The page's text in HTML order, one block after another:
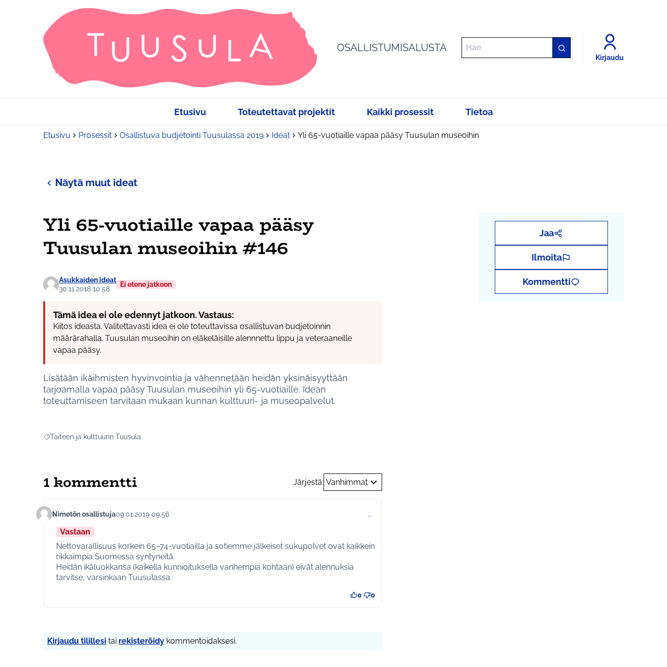
OSALLISTUMISALUSTA
Kirjaudu
Etusivu Toteutettavat projektit Kaikki prosessit Tietoa
Etusivu Prosessit Osallistuva budjetointi Tuusulassa 2019 Ideat Yli 65-vuotiaille vapaa pääsy Tuusulan museoihin
Näytä muut ideat
Yli 65-vuotiaille vapaa pääsy
Tuusulan museoihin #146
Asukkaiden ideat
30.11.2018 10:58
Ei etene jatkoon
Tämä idea ei ole edennyt jatkoon. Vastaus:
Kiitos ideasta. Valitettavasti idea ei ole toteuttavissa osallistuvan budjetoinnin
määrärahalla. Tuusulan museoihin on eläkeläisille alennnettu lippu ja veteraaneille
vapaa pääsy.
Lisätään ikäihmisten hyvinvointia ja vähennetään heidän yksinäisyyttään
tarjoamalla vapaa pääsy Tuusulan museoihin yli 65-vuotiaille. Idean
toteuttamiseen tarvitaan mukaan kunnan kulttuuri- ja museopalvelut.
Rajaa tulokset aihepiirin mukaan: Taiteen ja kulttuurin Tuusula
Taiteen ja kulttuurin Tuusula
Jaa
Ilmoita
Kommentti
1 kommentti Järjestä: Vanhimmat
Kommentti 36
Nimetön osallistuja09.01.2019 09:56 …
Vastaan
Nettovarallisuus korkein 65–74-vuotiailla ja sotiemme jälkeiset sukupolvet ovat kaikkein
rikkaimpia Suomessa syntyneitä.
Heidän ikäluokkansa (kaikella kunnioituksella vanhempia kohtaan) eivät alennuksia
tarvitse, varsinkaan Tuusulassa.
0 0
Kirjaudu tilillesi tai rekisteröidy kommentoidaksesi.